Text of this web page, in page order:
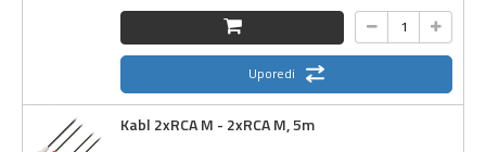
Uporedi
Kabl 2xRCA M - 2xRCA M, 5m